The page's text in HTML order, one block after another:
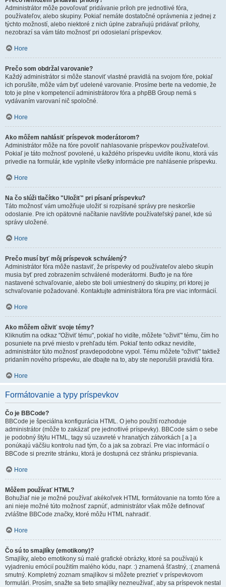
Administrátor môže povoľovať pridávanie príloh pre jednotlivé fóra,
používateľov, alebo skupiny. Pokiaľ nemáte dostatočné oprávnenia z jednej z
týchto možností, alebo niektoré z nich úplne zabraňujú pridávať prílohy,
nezobrazí sa vám táto možnosť pri odosielaní príspevkov.
Hore
Prečo som obdržal varovanie?
Každý administrátor si môže stanoviť vlastné pravidlá na svojom fóre, pokiaľ
ich porušíte, môže vám byť udelené varovanie. Prosíme berte na vedomie, že
toto je plne v kompetencií administrátorov fóra a phpBB Group nemá s
vydávaním varovaní nič spoločné.
Hore
Ako môžem nahlásiť príspevok moderátorom?
Administrátor môže na fóre povoliť nahlasovanie príspevkov používateľovi.
Pokiaľ je táto možnosť povolené, u každého príspevku uvidíte ikonu, ktorá vás
privedie na formulár, kde vyplníte všetky informácie pre nahlásenie príspevku.
Hore
Na čo slúži tlačítko "Uložiť" pri písaní príspevku?
Táto možnosť vám umožňuje uložiť si rozpísané správy pre neskoršie
odoslanie. Pre ich opätovné načítanie navštívte používateľský panel, kde sú
správy uložené.
Hore
Prečo musí byť môj príspevok schválený?
Administrátor fóra môže nastaviť, že príspevky od používateľov alebo skupín
musia byť pred zobrazením schválené moderátormi. Buďto je na fóre
nastavené schvaľovanie, alebo ste boli umiestnený do skupiny, pri ktorej je
schvaľovanie požadované. Kontaktujte administrátora fóra pre viac informácií.
Hore
Ako môžem oživiť svoje témy?
Kliknutím na odkaz "Oživiť tému", pokiaľ ho vidíte, môžete "oživiť" tému, čím ho
posuniete na prvé miesto v prehľadu tém. Pokiaľ tento odkaz nevidíte,
administrátor túto možnosť pravdepodobne vypol. Tému môžete "oživiť" taktiež
pridaním nového príspevku, ale dbajte na to, aby ste neporušili pravidlá fóra.
Hore
Formátovanie a typy príspevkov
Čo je BBCode?
BBCode je špeciálna konfigurácia HTML. O jeho použití rozhoduje
administrátor (môže to zakázať pre jednotlivé príspevky). BBCode sám o sebe
je podobný štýlu HTML, tagy sú uzavreté v hranatých zátvorkách [ a ] a
ponúkajú väčšiu kontrolu nad tým, čo a jak sa zobrazí. Pre viac informácií o
BBCode si prezrite stránku, ktorá je dostupná cez stránku prispievania.
Hore
Môžem používať HTML?
Bohužiaľ nie je možné používať akékoľvek HTML formátovanie na tomto fóre a
ani nieje možné túto možnosť zapnúť, administrátor však môže definovať
zvláštne BBCode značky, ktoré môžu HTML nahradiť.
Hore
Čo sú to smajlíky (emotikony)?
Smajlíky, alebo emotikony sú malé grafické obrázky, ktoré sa používajú k
vyjadreniu emócií použitím malého kódu, napr. :) znamená šťastný, :( znamená
smutný. Kompletný zoznam smajlíkov si môžete prezrieť v príspevkovom
formulári. Prosím, snažte sa tieto smajlíky nezneužívať, aby sa príspevok nestal